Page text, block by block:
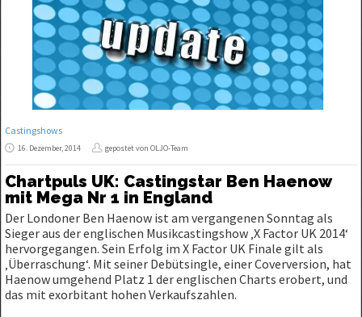
Castingshows
16. Dezember, 2014 gepostet von OLJO-Team
Chartpuls UK: Castingstar Ben Haenow
mit Mega Nr 1 in England
Der Londoner Ben Haenow ist am vergangenen Sonntag als
Sieger aus der englischen Musikcastingshow ‚X Factor UK 2014‘
hervorgegangen. Sein Erfolg im X Factor UK Finale gilt als
‚Überraschung‘. Mit seiner Debütsingle, einer Coverversion, hat
Haenow umgehend Platz 1 der englischen Charts erobert, und
das mit exorbitant hohen Verkaufszahlen.